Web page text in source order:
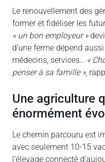
Le renouvellement des
former et fidéliser les
« un bon employeur »
d’une ferme dépend
médecins, services… «
penser à sa famille »,
une agriculture qui a déjà
énormément
Le chemin parcouru est
avec seulement 10-15
l’élevage connecté